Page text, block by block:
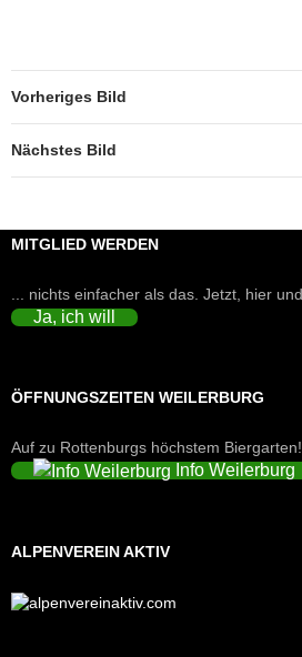
Vorheriges Bild
Nächstes Bild
MITGLIED WERDEN
... nichts einfacher als das. Jetzt, hier
Ja, ich will
ÖFFNUNGSZEITEN WEILERBURG
Auf zu Rottenburgs höchstem Biergarten!
Info Weilerburg
ALPENVEREIN AKTIV